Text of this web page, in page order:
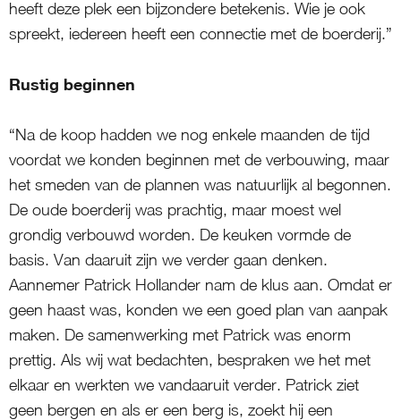
heeft deze plek een bijzondere betekenis. Wie je ook
spreekt, iedereen heeft een connectie met de boerderij.”
Rustig beginnen
“Na de koop hadden we nog enkele maanden de tijd
voordat we konden beginnen met de verbouwing, maar
het smeden van de plannen was natuurlijk al begonnen.
De oude boerderij was prachtig, maar moest wel
grondig verbouwd worden. De keuken vormde de
basis. Van daaruit zijn we verder gaan denken.
Aannemer Patrick Hollander nam de klus aan. Omdat er
geen haast was, konden we een goed plan van aanpak
maken. De samenwerking met Patrick was enorm
prettig. Als wij wat bedachten, bespraken we het met
elkaar en werkten we vandaaruit verder. Patrick ziet
geen bergen en als er een berg is, zoekt hij een